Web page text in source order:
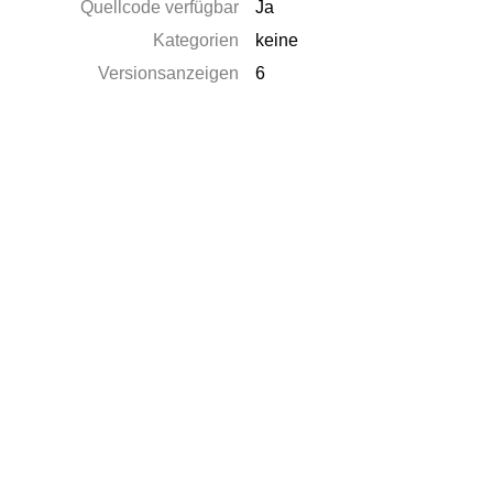
Quellcode verfügbar
Ja
Kategorien
keine
Versionsanzeigen
6